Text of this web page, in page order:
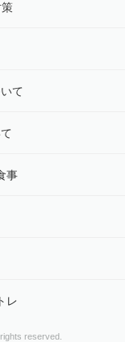
て
事
レ
reserved.